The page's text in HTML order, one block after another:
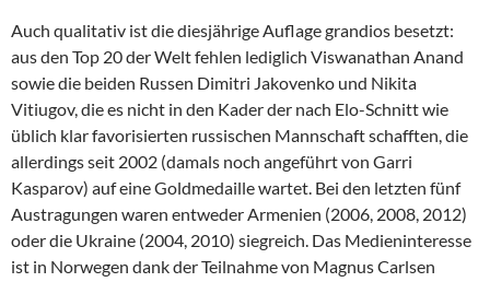
Auch qualitativ ist die diesjährige Auflage grandios besetzt:
aus den Top 20 der Welt fehlen lediglich Viswanathan Anand
sowie die beiden Russen Dimitri Jakovenko und Nikita
Vitiugov, die es nicht in den Kader der nach Elo-Schnitt wie
üblich klar favorisierten russischen Mannschaft schafften, die
allerdings seit 2002 (damals noch angeführt von Garri
Kasparov) auf eine Goldmedaille wartet. Bei den letzten fünf
Austragungen waren entweder Armenien (2006, 2008, 2012)
oder die Ukraine (2004, 2010) siegreich. Das Medieninteresse
ist in Norwegen dank der Teilnahme von Magnus Carlsen